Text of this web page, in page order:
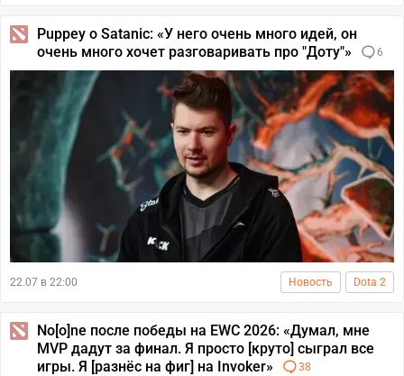
Puppey о Satanic: «У него очень много идей, он
очень много хочет разговаривать про "Доту"»
6
22.07 в 22:00 Новость Dota 2
No[o]ne после победы на EWC 2026: «Думал, мне
MVP дадут за финал. Я просто [круто] сыграл все
игры. Я [разнёс на фиг] на Invoker»
38